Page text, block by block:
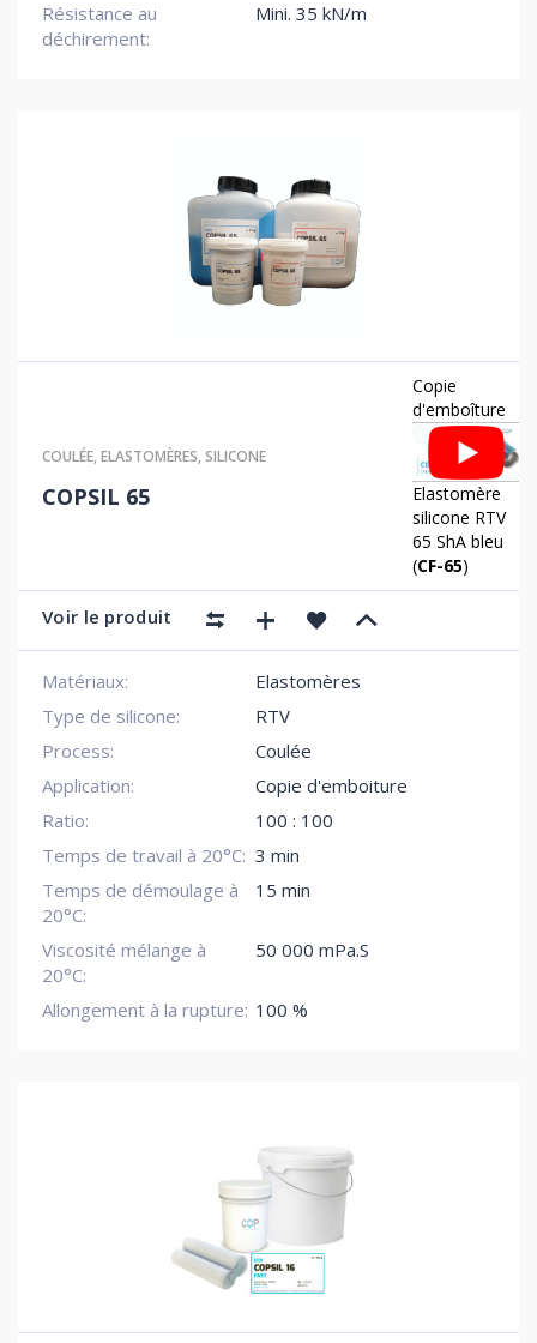
Résistance au
déchirement:
Mini. 35 kN/m
COULÉE,ELASTOMÈRES,SILICONE
COPSIL 65
Copie
d'emboîture
Elastomère
silicone RTV
65 ShA bleu
(CF-65)
Voir le produit
Matériaux:
Elastomères
Type de silicone:
RTV
Process:
Coulée
Application:
Copie d'emboiture
Ratio:
100 : 100
Temps de travail à 20°C: 3 min
Temps de démoulage à
20°C:
15 min
Viscosité mélange à
20°C:
50 000 mPa.S
Allongement à la rupture: 100 %